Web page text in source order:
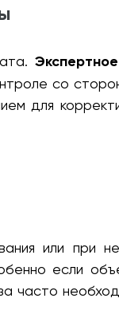
со
для
или при
если
часто